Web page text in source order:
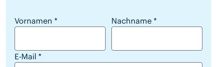
Möchten Sie den vollständigen Artikel
Vornamen * Nachname *
E-Mail *